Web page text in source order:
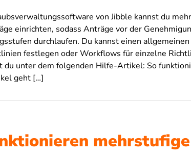
von Jibble kannst du
einrichten, sodass Anträge vor der
durchlaufen. Du kannst einen
festlegen oder Workflows für einzelne
du unter dem folgenden Hilfe-Artikel: So
geht […]